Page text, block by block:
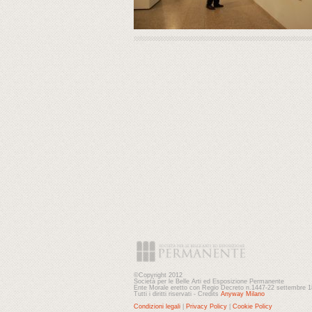
©Copyright 2012
Società per le Belle Arti ed Esposizione Permanente
Ente Morale eretto con Regio Decreto n.1447-22 settembre
Tutti i diritti riservati - Credits Anyway Milano
Condizioni legali
Privacy Policy Cookie Policy